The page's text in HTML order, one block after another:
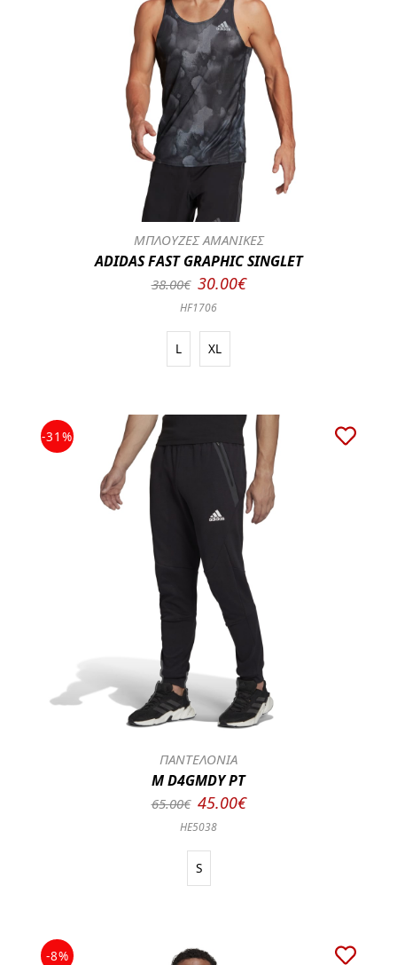
ΜΠΛΟΥΖΕΣ ΑΜΑΝΙΚΕΣ
ADIDAS FAST GRAPHIC SINGLET
38.00€ 30.00€
HF1706
L XL
-31%
ΠΑΝΤΕΛΟΝΙΑ
M D4GMDY PT
65.00€ 45.00€
HE5038
S
-8%